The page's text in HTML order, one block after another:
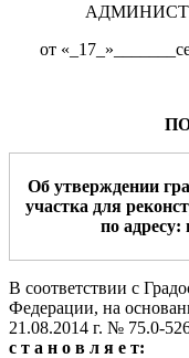
от
Об утверждении
участка для
по адресу:
В соответствии с
Федерации, на
21.08.2014 г. № 75.0-
с т а н о в л я е т: